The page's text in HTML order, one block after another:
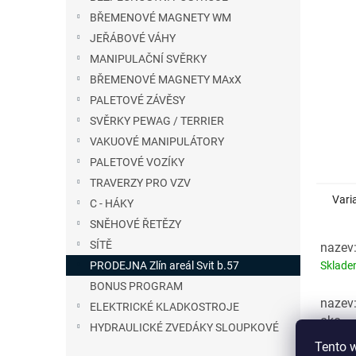
Tento
BŘEMENOVÉ MAGNETY WM
JEŘÁBOVÉ VÁHY
MANIPULAČNÍ SVĚRKY
BŘEMENOVÉ MAGNETY MAxX
PALETOVÉ ZÁVĚSY
SVĚRKY PEWAG / TERRIER
VAKUOVÉ MANIPULÁTORY
PALETOVÉ VOZÍKY
TRAVERZY PRO VZV
C - HÁKY
SNĚHOVÉ ŘETĚZY
SÍTĚ
PRODEJNA Zlín areál Svit b.57
BONUS PROGRAM
ELEKTRICKÉ KLADKOSTROJE
HYDRAULICKÉ ZVEDÁKY SLOUPKOVÉ
oko